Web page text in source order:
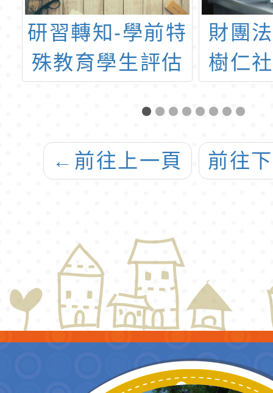
研習轉知-學前特
殊教育學生評估
財團
樹仁
屆「
心障
賽」
← 前往上一頁 前往